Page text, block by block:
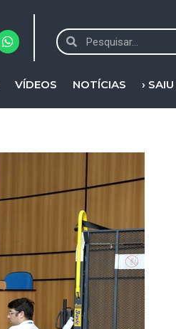
VÍDEOS NOTÍCIAS ›